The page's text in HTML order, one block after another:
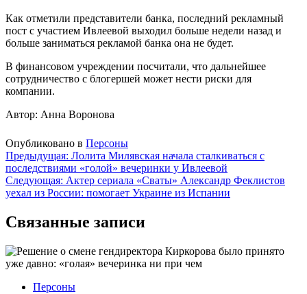
Как отметили представители банка, последний рекламный
пост с участием Ивлеевой выходил больше недели назад и
больше заниматься рекламой банка она не будет.
В финансовом учреждении посчитали, что дальнейшее
сотрудничество с блогершей может нести риски для
компании.
Автор: Анна Воронова
Опубликовано в Персоны
Навигация
по
записям
Предыдущая: Лолита Милявская начала сталкиваться с
последствиями «голой» вечеринки у Ивлеевой
Следующая: Актер сериала «Сваты» Александр Феклистов
уехал из России: помогает Украине из Испании
Связанные записи
Персоны